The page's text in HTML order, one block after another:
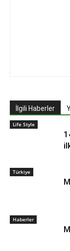
İlgili Haberler
Life Style
Türkiye
Haberler